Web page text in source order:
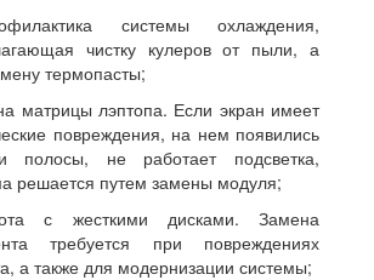
системы охлаждения,
чистку кулеров от пыли, а
термопасты;
матрицы лэптопа. Если экран имеет
повреждения, на нем появились
полосы, не работает подсветка,
решается путем замены модуля;
с жесткими дисками. Замена
требуется при повреждениях
а также для модернизации системы;